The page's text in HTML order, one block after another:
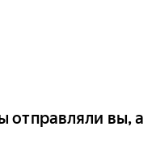
отправляли вы, а